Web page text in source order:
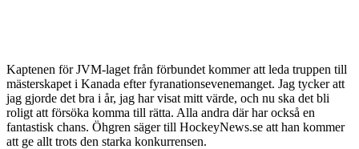
Kaptenen för JVM-laget från förbundet kommer att leda truppen till
mästerskapet i Kanada efter fyranationsevenemanget. Jag tycker att
jag gjorde det bra i år, jag har visat mitt värde, och nu ska det bli
roligt att försöka komma till rätta. Alla andra där har också en
fantastisk chans. Öhgren säger till HockeyNews.se att han kommer
att ge allt trots den starka konkurrensen.